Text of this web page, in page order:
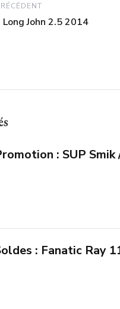
Long John 2.5 2014
: SUP
: Fanatic Ray